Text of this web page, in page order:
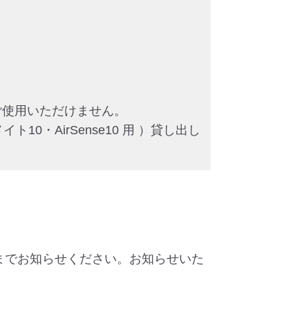
用いただけません。
ト10・AirSense10 用 ）貸し出し
でお知らせください。お知らせいた